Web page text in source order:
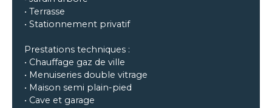
• Terrasse
• Stationnement privatif
Prestations techniques :
• Chauffage gaz de ville
• Menuiseries double vitrage
• Maison semi plain-pied
• Cave et garage